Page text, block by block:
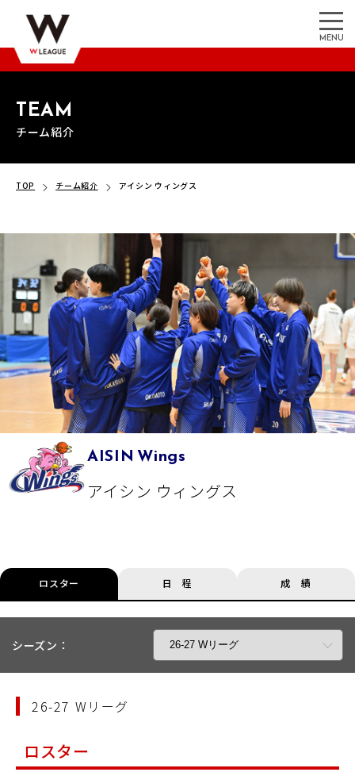
MENU
TEAM
チーム紹介
TOP チーム紹介 アイシン ウィングス
AISIN Wings
アイシン ウィングス
ロスター 日 程 成 績
シーズン：
26-27 Wリーグ
ロスター